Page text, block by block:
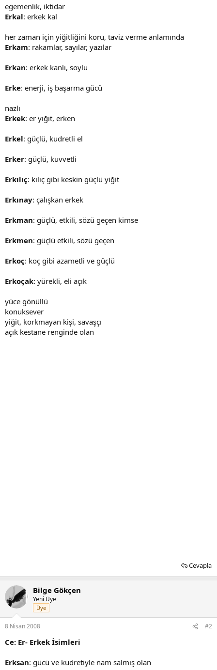
egemenlik, iktidar
Erkal: erkek kal
her zaman için yiğitliğini koru, taviz verme anlamında
Erkam: rakamlar, sayılar, yazılar
Erkan: erkek kanlı, soylu
Erke: enerji, iş başarma gücü
nazlı
Erkek: er yiğit, erken
Erkel: güçlü, kudretli el
Erker: güçlü, kuvvetli
Erkılıç: kılıç gibi keskin güçlü yiğit
Erkınay: çalışkan erkek
Erkman: güçlü, etkili, sözü geçen kimse
Erkmen: güçlü etkili, sözü geçen
Erkoç: koç gibi azametli ve güçlü
Erkoçak: yürekli, eli açık
yüce gönüllü
konuksever
yiğit, korkmayan kişi, savaşçı
açık kestane renginde olan
Cevapla
Bilge Gökçen
Yeni Üye
Üye
8 Nisan 2008 #2
Ce: Er- Erkek İsimleri
Erksan: gücü ve kudretiyle nam salmış olan